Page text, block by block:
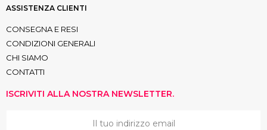
ASSISTENZA CLIENTI
CONSEGNA E RESI
CONDIZIONI GENERALI
CHI SIAMO
CONTATTI
ISCRIVITI ALLA NOSTRA NEWSLETTER.